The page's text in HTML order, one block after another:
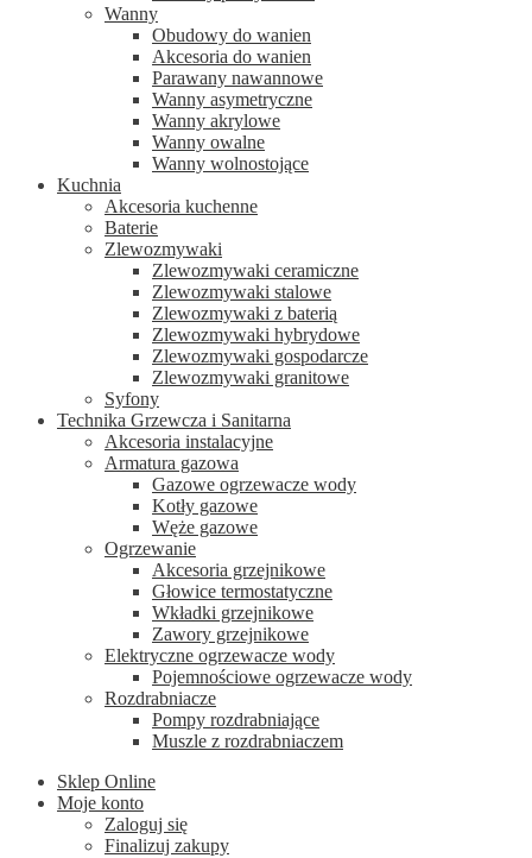
Wanny
Obudowy do wanien
Akcesoria do wanien
Parawany nawannowe
Wanny asymetryczne
Wanny akrylowe
Wanny owalne
Wanny wolnostojące
Kuchnia
Akcesoria kuchenne
Baterie
Zlewozmywaki
Zlewozmywaki ceramiczne
Zlewozmywaki stalowe
Zlewozmywaki z baterią
Zlewozmywaki hybrydowe
Zlewozmywaki gospodarcze
Zlewozmywaki granitowe
Syfony
Technika Grzewcza i Sanitarna
Akcesoria instalacyjne
Armatura gazowa
Gazowe ogrzewacze wody
Kotły gazowe
Węże gazowe
Ogrzewanie
Akcesoria grzejnikowe
Głowice termostatyczne
Wkładki grzejnikowe
Zawory grzejnikowe
Elektryczne ogrzewacze wody
Pojemnościowe ogrzewacze wody
Rozdrabniacze
Pompy rozdrabniające
Muszle z rozdrabniaczem
Sklep Online
Moje konto
Zaloguj się
Finalizuj zakupy